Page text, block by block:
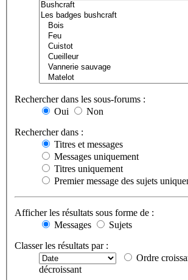
Rechercher dans les sous-forums :
Oui
Non
Rechercher dans :
Titres et messages
Messages uniquement
Titres uniquement
Premier message des sujets
Afficher les résultats sous forme de :
Messages
Sujets
Classer les résultats par :
Ordre
décroissant